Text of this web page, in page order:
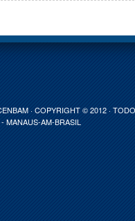
· COPYRIGHT © 2012 ·
MANAUS-AM-BRASIL